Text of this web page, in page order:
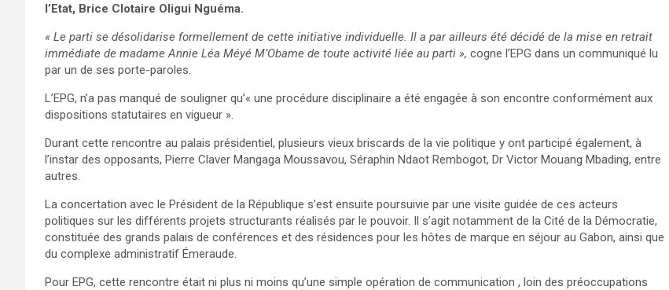
l’Etat, Brice Clotaire Oligui Nguéma.
« Le parti se désolidarise formellement de cette initiative individuelle. Il a par ailleurs été décidé de la mise en retrait
immédiate de madame Annie Léa Méyé M’Obame de toute activité liée au parti », cogne l’EPG dans un communiqué lu
par un de ses porte-paroles.
L’EPG, n’a pas manqué de souligner qu’« une procédure disciplinaire a été engagée à son encontre conformément aux
dispositions statutaires en vigueur ».
Durant cette rencontre au palais présidentiel, plusieurs vieux briscards de la vie politique y ont participé également, à
l’instar des opposants, Pierre Claver Mangaga Moussavou, Séraphin Ndaot Rembogot, Dr Victor Mouang Mbading, entre
autres.
La concertation avec le Président de la République s’est ensuite poursuivie par une visite guidée de ces acteurs
politiques sur les différents projets structurants réalisés par le pouvoir. Il s’agit notamment de la Cité de la Démocratie,
constituée des grands palais de conférences et des résidences pour les hôtes de marque en séjour au Gabon, ainsi que
du complexe administratif Émeraude.
Pour EPG, cette rencontre était ni plus ni moins qu’une simple opération de communication , loin des préoccupations